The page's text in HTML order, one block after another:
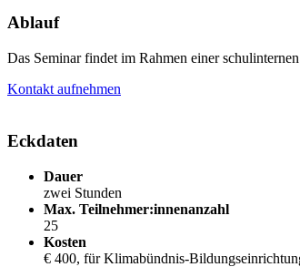
Ablauf
Das Seminar findet im Rahmen einer
Kontakt aufnehmen
Eckdaten
Dauer
zwei Stunden
Max. Teilnehmer:innenanzahl
25
Kosten
€ 400, für Klimabündnis-